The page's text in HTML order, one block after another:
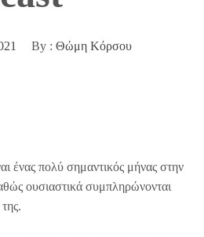
By : Θώμη Κόρσου
ένας πολύ σημαντικός μήνας στην
ουσιαστικά συμπληρώνονται